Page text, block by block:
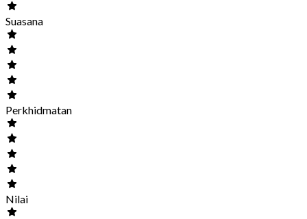
Suasana
Perkhidmatan
Nilai